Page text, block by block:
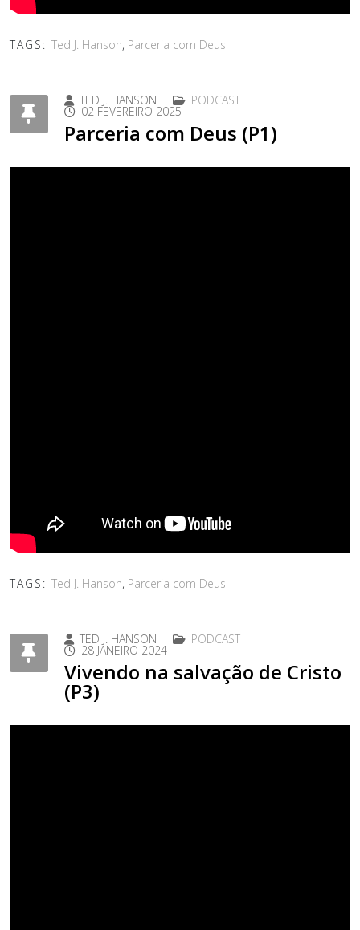
TAGS: Ted J. Hanson, Parceria com Deus
TED J. HANSON PODCAST
02 FEVEREIRO 2025
Parceria com Deus (P1)
TAGS: Ted J. Hanson, Parceria com Deus
TED J. HANSON PODCAST
28 JANEIRO 2024
Vivendo na salvação de Cristo
(P3)